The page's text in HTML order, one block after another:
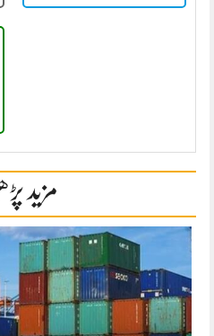
مزید